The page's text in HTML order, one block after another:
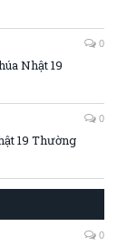
0
Nhật 19
0
19 Thường
0